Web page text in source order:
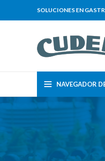
SOLUCIONES EN
NAVEGADOR